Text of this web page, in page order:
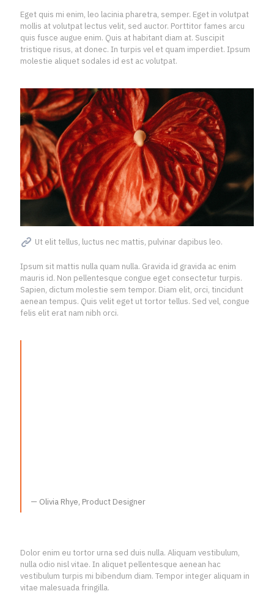
Eget quis mi enim, leo lacinia pharetra, semper. Eget in volutpat
mollis at volutpat lectus velit, sed auctor. Porttitor fames arcu
quis fusce augue enim. Quis at habitant diam at. Suscipit
tristique risus, at donec. In turpis vel et quam imperdiet. Ipsum
molestie aliquet sodales id est ac volutpat.
Ut elit tellus, luctus nec mattis, pulvinar dapibus leo.
Ipsum sit mattis nulla quam nulla. Gravida id gravida ac enim
mauris id. Non pellentesque congue eget consectetur turpis.
Sapien, dictum molestie sem tempor. Diam elit, orci, tincidunt
aenean tempus. Quis velit eget ut tortor tellus. Sed vel, congue
felis elit erat nam nibh orci.
— Olivia Rhye, Product Designer
Dolor enim eu tortor urna sed duis nulla. Aliquam vestibulum,
nulla odio nisl vitae. In aliquet pellentesque aenean hac
vestibulum turpis mi bibendum diam. Tempor integer aliquam in
vitae malesuada fringilla.